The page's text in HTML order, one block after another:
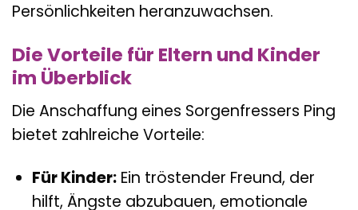
Persönlichkeiten heranzuwachsen.
Die Vorteile für Eltern und Kinder
im Überblick
Die Anschaffung eines Sorgenfressers Ping
bietet zahlreiche Vorteile:
Für Kinder:Ein tröstender Freund, der
hilft, Ängste abzubauen, emotionale